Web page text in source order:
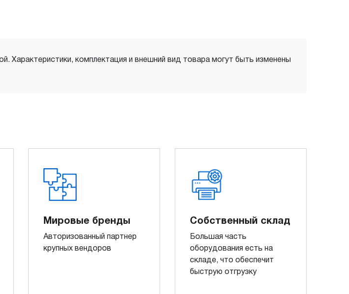
Характеристики, комплектация и внешний вид товара могут быть изменены
Мировые бренды
Авторизованный партнер
крупных вендоров
Собственный склад
Большая часть
оборудования есть на
складе, что обеспечит
быструю отгрузку